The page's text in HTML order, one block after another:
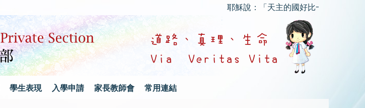
耶穌說：「天主的國好比一個人把種子
學生表現 入學申請 家長教師會 常用連結